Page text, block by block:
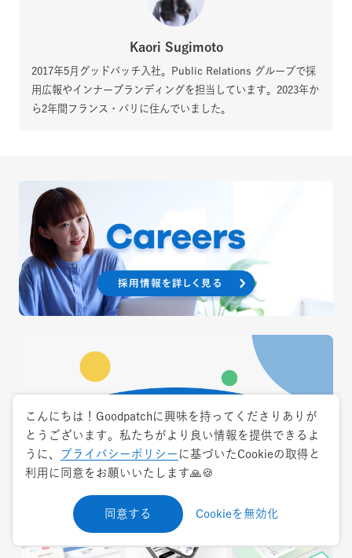
Kaori Sugimoto
2017年5月グッドパッチ入社。Public Relations グループで採
用広報やインナーブランディングを担当しています。2023年か
ら2年間フランス・パリに住んでいました。
こんにちは！Goodpatchに興味を持ってくださりありが
とうございます。私たちがより良い情報を提供できるよ
うに、
プライバシーポリシー に基づいたCookieの取得と
利用に同意をお願いいたします🙏🍪
同意する Cookieを無効化